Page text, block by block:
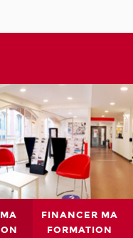
FINANCER MA
FORMATION